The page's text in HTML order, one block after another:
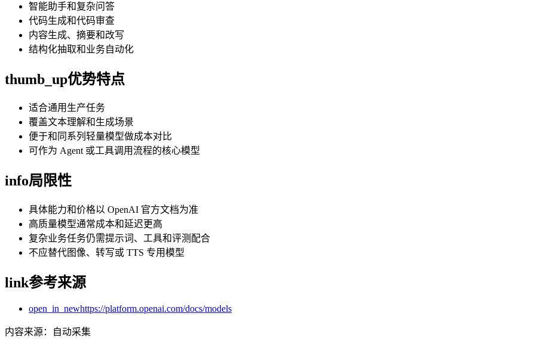
智能助手和复杂问答
代码生成和代码审查
内容生成、摘要和改写
结构化抽取和业务自动化
thumb_up优势特点
适合通用生产任务
覆盖文本理解和生成场景
便于和同系列轻量模型做成本对比
可作为 Agent 或工具调用流程的核心模型
info局限性
具体能力和价格以 OpenAI 官方文档为准
高质量模型通常成本和延迟更高
复杂业务任务仍需提示词、工具和评测配合
不应替代图像、转写或 TTS 专用模型
link参考来源
open_in_newhttps://platform.openai.com/docs/models
内容来源 ： 自动采集